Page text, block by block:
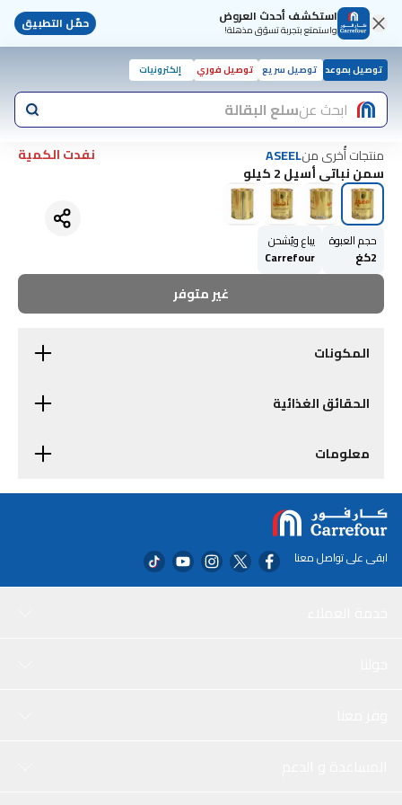
استكشف أحدث العروض
واستمتع بتجربة تسوّق مذهلة! حمّل التطبيق
توصيل بموعد توصيل سريع توصيل فوري إلكترونيات
ابحث عنسلع البقالة
منتجات أُخرى منASEEL
نفدت الكمية
سمن نباتي أسيل 2 كيلو
حجم العبوة
2كغ
يباع ويُشحن
Carrefour
غير متوفر
المكونات
الحقائق الغذائية
معلومات
ابقى على تواصل معنا